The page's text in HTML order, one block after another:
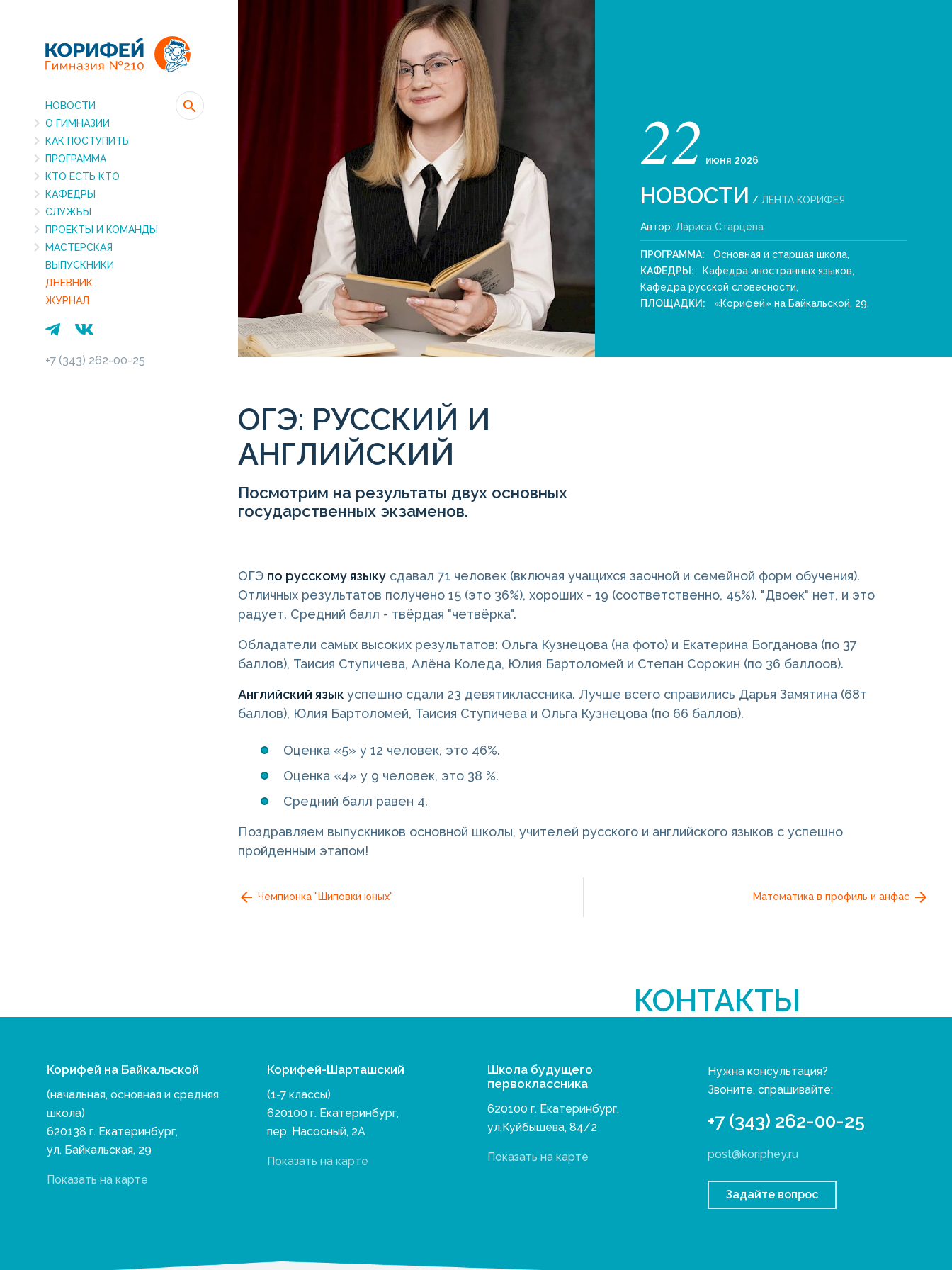
НОВОСТИ
О ГИМНАЗИИ
КАК ПОСТУПИТЬ
ПРОГРАММА
КТО ЕСТЬ КТО
КАФЕДРЫ
СЛУЖБЫ
ПРОЕКТЫ И КОМАНДЫ
МАСТЕРСКАЯ
ВЫПУСКНИКИ
ДНЕВНИК
ЖУРНАЛ
+7 (343) 262-00-25
22 июня 2026
НОВОСТИ / ЛЕНТА КОРИФЕЯ
Автор: Лариса Старцева
ПРОГРАММА: Основная и старшая школа,
КАФЕДРЫ:
Кафедра иностранных языков,
Кафедра русской словесности,
ПЛОЩАДКИ:
«Корифей» на Байкальской, 29,
ОГЭ: РУССКИЙ И
АНГЛИЙСКИЙ
Посмотрим на результаты двух основных
государственных экзаменов.
ОГЭ по русскому языку сдавал 71 человек (включая учащихся заочной и семейной форм обучения).
Отличных результатов получено 15 (это 36%), хороших - 19 (соответственно, 45%). "Двоек" нет, и это
радует. Средний балл - твёрдая "четвёрка".
Обладатели самых высоких результатов: Ольга Кузнецова (на фото) и Екатерина Богданова (по 37
баллов), Таисия Ступичева, Алёна Коледа, Юлия Бартоломей и Степан Сорокин (по 36 баллоов).
Английский язык успешно сдали 23 девятиклассника. Лучше всего справились Дарья Замятина (68т
баллов), Юлия Бартоломей, Таисия Ступичева и Ольга Кузнецова (по 66 баллов).
Оценка «5» у 12 человек, это 46%.
Оценка «4» у 9 человек, это 38 %.
Средний балл равен 4.
Поздравляем выпускников основной школы, учителей русского и английского языков с успешно
пройденным этапом!
Чемпионка "Шиповки юных" Математика в профиль и анфас
КОНТАКТЫ
Корифей на Байкальской
(начальная, основная и средняя
школа)
620138 г. Екатеринбург,
ул. Байкальская, 29
Показать на карте
Корифей-Шарташский
(1-7 классы)
620100 г. Екатеринбург,
пер. Насосный, 2А
Показать на карте
Школа будущего
первоклассника
620100 г. Екатеринбург,
ул.Куйбышева, 84/2
Показать на карте
Нужна консультация?
Звоните, спрашивайте:
+7 (343) 262-00-25
post@koriphey.ru
Задайте вопрос